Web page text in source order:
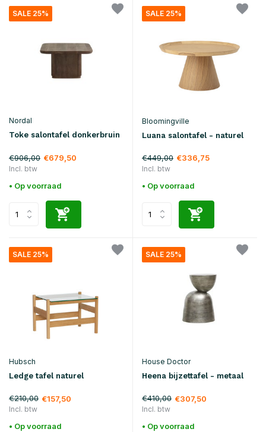
SALE 25%
Nordal
Toke salontafel donkerbruin
€906,00 €679,50
Incl. btw
• Op voorraad
SALE 25%
Bloomingville
Luana salontafel - naturel
€449,00 €336,75
Incl. btw
• Op voorraad
SALE 25%
Hubsch
Ledge tafel naturel
€210,00 €157,50
Incl. btw
• Op voorraad
SALE 25%
House Doctor
Heena bijzettafel - metaal
€410,00 €307,50
Incl. btw
• Op voorraad